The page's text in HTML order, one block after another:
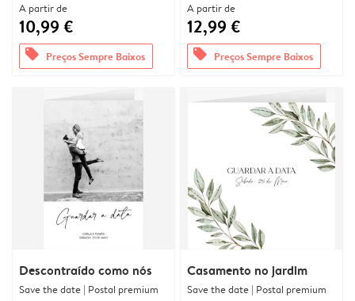
A partir de
10,99 €
offers Preços Sempre Baixos
A partir de
12,99 €
offers Preços Sempre Baixos
Descontraído como nós
Save the date | Postal premium
Casamento no jardim
Save the date | Postal premium